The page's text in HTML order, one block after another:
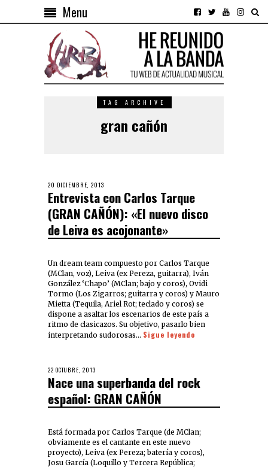
Menu
TAG ARCHIVE
gran cañón
20 DICIEMBRE, 2013
Entrevista con Carlos Tarque
(GRAN CAÑÓN): «El nuevo disco
de Leiva es acojonante»
Un dream team compuesto por Carlos Tarque
(MClan, voz), Leiva (ex Pereza, guitarra), Iván
González ‘Chapo’ (MClan; bajo y coros), Ovidi
Tormo (Los Zigarros; guitarra y coros) y Mauro
Mietta (Tequila, Ariel Rot; teclado y coros) se
dispone a asaltar los escenarios de este país a
ritmo de clasicazos. Su objetivo, pasarlo bien
interpretando sudorosas… Sigue leyendo
22 OCTUBRE, 2013
Nace una superbanda del rock
español: GRAN CAÑÓN
Está formada por Carlos Tarque (de MClan;
obviamente es el cantante en este nuevo
proyecto), Leiva (ex Pereza; batería y coros),
Josu García (Loquillo y Tercera República;